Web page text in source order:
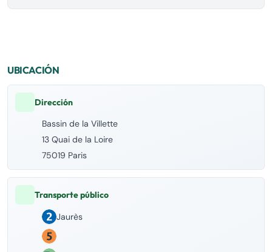
UBICACIÓN
Dirección
Bassin de la Villette
13 Quai de la Loire
75019 Paris
Transporte público
Jaurès